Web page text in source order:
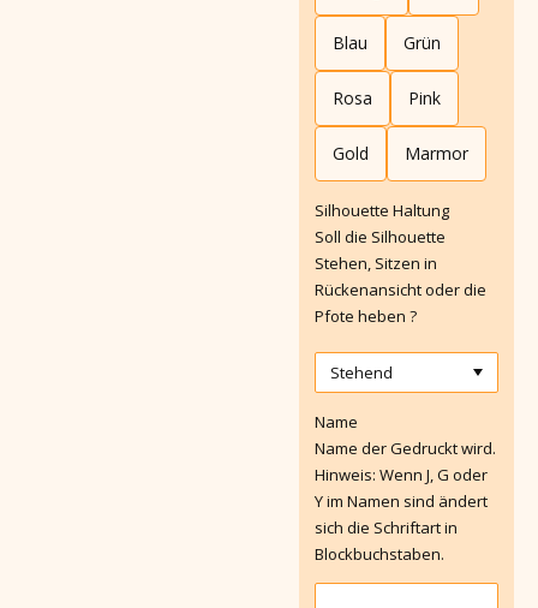
Blau Grün
Rosa Pink
Gold Marmor
Silhouette Haltung
Soll die Silhouette
Stehen, Sitzen in
Rückenansicht oder die
Pfote heben ?
Name
Name der Gedruckt wird.
Hinweis: Wenn J, G oder
Y im Namen sind ändert
sich die Schriftart in
Blockbuchstaben.